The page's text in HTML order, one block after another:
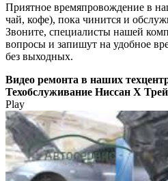
Приятное времяпровождение в
чай, кофе), пока чинится и
Звоните, специалисты нашей
вопросы и запишут на удобное
без выходных.
Видео ремонта в наших
Техобслуживание Ниссан Х
Play